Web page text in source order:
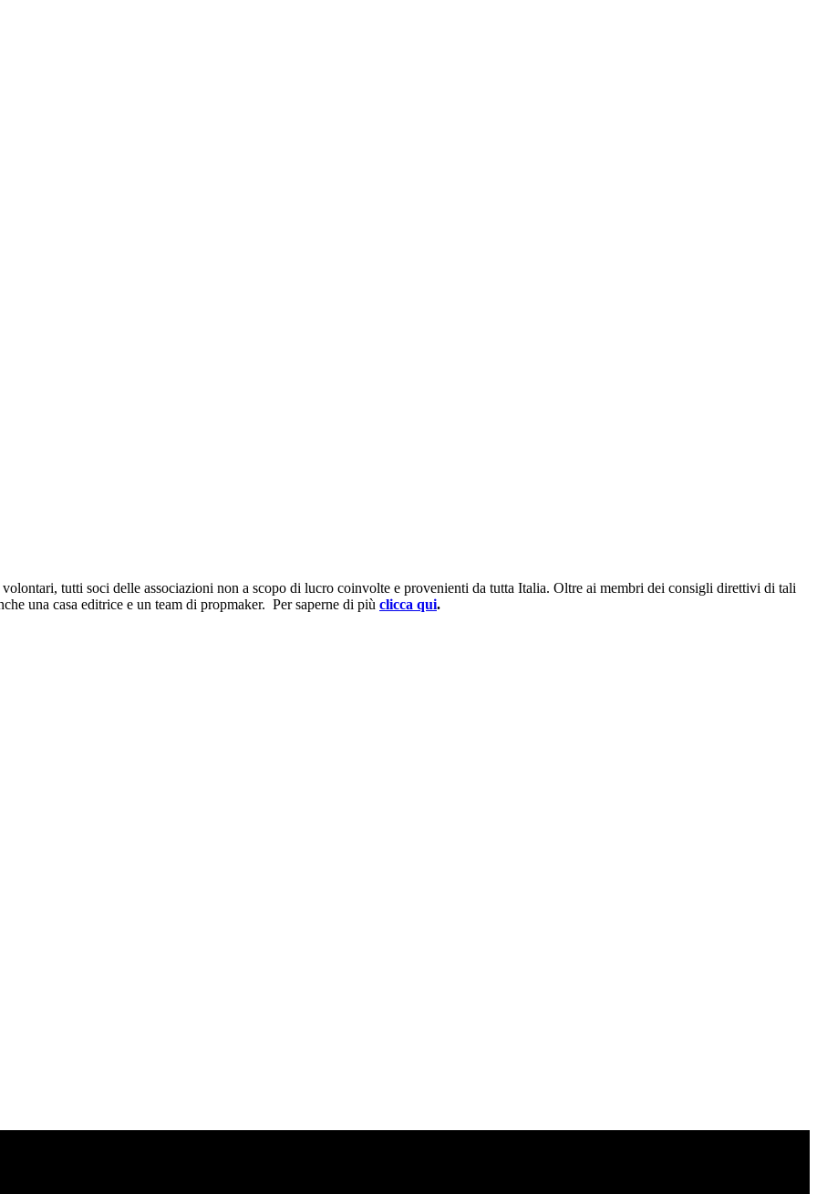
tutti soci delle associazioni non a scopo di lucro coinvolte e provenienti da tutta Italia. Oltre ai membri dei consigli direttivi di tali
una casa editrice e un team di propmaker. Per saperne di più clicca qui.